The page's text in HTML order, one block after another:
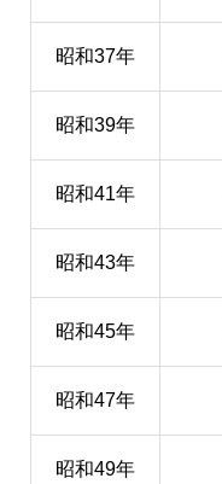
昭和37年
昭和39年
昭和41年
昭和43年
昭和45年
昭和47年
昭和49年